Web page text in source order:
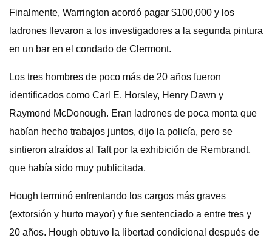
Finalmente, Warrington acordó pagar $100,000 y los
ladrones llevaron a los investigadores a la segunda pintura
en un bar en el condado de Clermont.
Los tres hombres de poco más de 20 años fueron
identificados como Carl E. Horsley, Henry Dawn y
Raymond McDonough. Eran ladrones de poca monta que
habían hecho trabajos juntos, dijo la policía, pero se
sintieron atraídos al Taft por la exhibición de Rembrandt,
que había sido muy publicitada.
Hough terminó enfrentando los cargos más graves
(extorsión y hurto mayor) y fue sentenciado a entre tres y
20 años. Hough obtuvo la libertad condicional después de